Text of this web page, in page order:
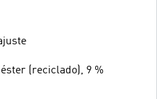
(reciclado), 9 %